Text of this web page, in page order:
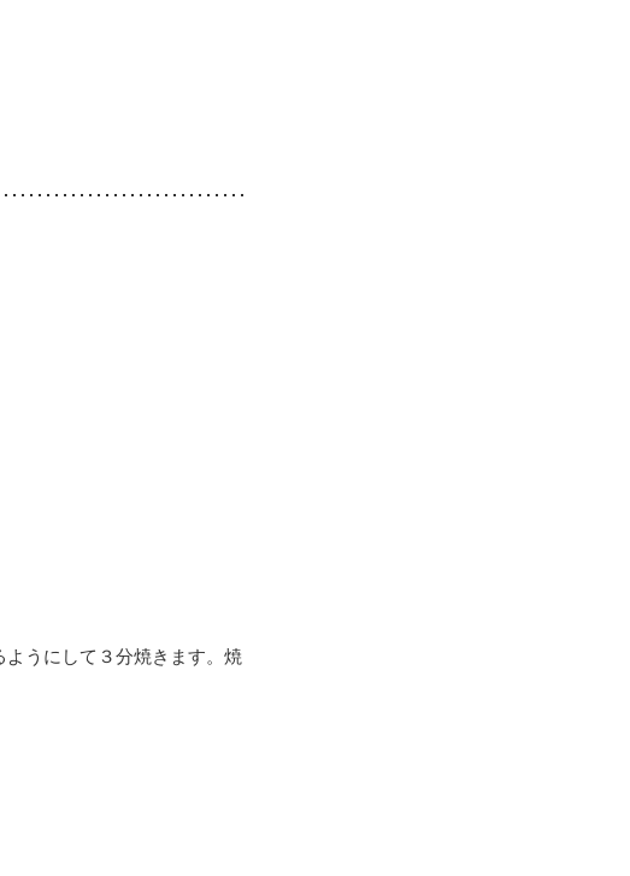
うにして３分焼きます。焼